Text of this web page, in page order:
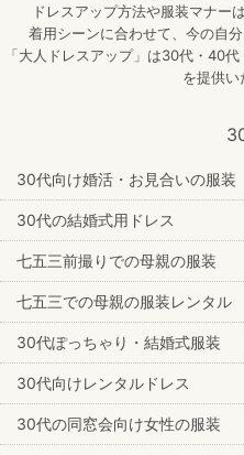
ドレスアップ方法や服装マナー
着用シーンに合わせて、今の自
「大人ドレスアップ」は30代・40
を提供い
30代向け婚活・お見合いの服装
30代の結婚式用ドレス
七五三前撮りでの母親の服装
七五三での母親の服装レンタル
30代ぽっちゃり・結婚式服装
30代向けレンタルドレス
30代の同窓会向け女性の服装